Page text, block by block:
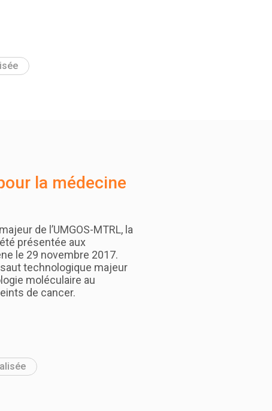
la médecine
de l’UMGOS-MTRL, la
présentée aux
le 29 novembre 2017.
technologique majeur
moléculaire au
de cancer.